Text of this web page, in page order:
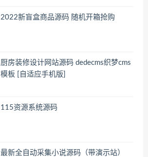
2022新盲盒商品源码 随机开箱抢购
厨房装修设计网站源码 dedecms织梦cms
模板 [自适应手机版]
115资源系统源码
最新全自动采集小说源码（带演示站）